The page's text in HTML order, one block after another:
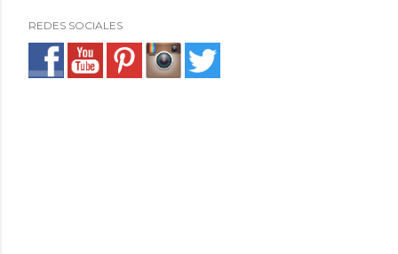
REDES SOCIALES